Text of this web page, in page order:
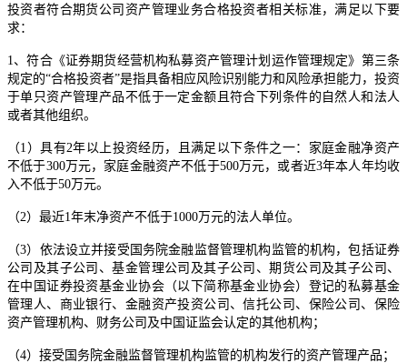
投资者符合期货公司资产管理业务合格投资者相关标准，满足以下要
求：
1、符合《证券期货经营机构私募资产管理计划运作管理规定》第三条
规定的“合格投资者”是指具备相应风险识别能力和风险承担能力，投资
于单只资产管理产品不低于一定金额且符合下列条件的自然人和法人
或者其他组织。
（1）具有2年以上投资经历，且满足以下条件之一：家庭金融净资产
不低于300万元，家庭金融资产不低于500万元，或者近3年本人年均收
入不低于50万元。
（2）最近1年末净资产不低于1000万元的法人单位。
（3）依法设立并接受国务院金融监督管理机构监管的机构，包括证券
公司及其子公司、基金管理公司及其子公司、期货公司及其子公司、
在中国证券投资基金业协会（以下简称基金业协会）登记的私募基金
管理人、商业银行、金融资产投资公司、信托公司、保险公司、保险
资产管理机构、财务公司及中国证监会认定的其他机构；
（4）接受国务院金融监督管理机构监管的机构发行的资产管理产品；